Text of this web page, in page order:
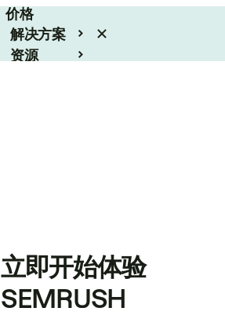
价格
解决方案
资源
立即开始体验
SEMRUSH